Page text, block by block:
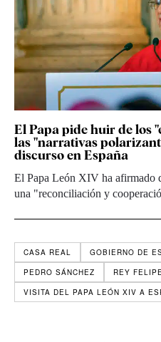
El Papa pide huir de los
las "narrativas
discurso en España
El Papa León XIV ha afirmado
una "reconciliación y
CASA REAL GOBIERNO DE
PEDRO SÁNCHEZ
REY
VISITA DEL PAPA LEÓN XIV A